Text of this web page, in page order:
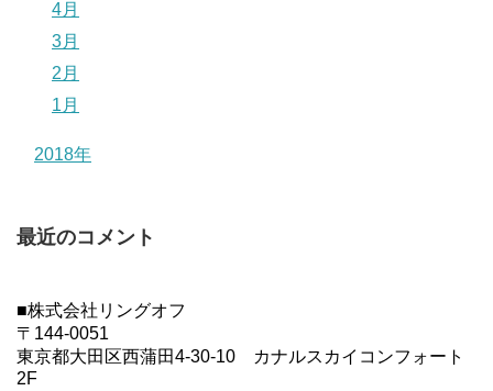
4月
3月
2月
1月
2018年
最近のコメント
■株式会社リングオフ
〒144-0051
東京都大田区西蒲田4-30-10 カナルスカイコンフォート
2F